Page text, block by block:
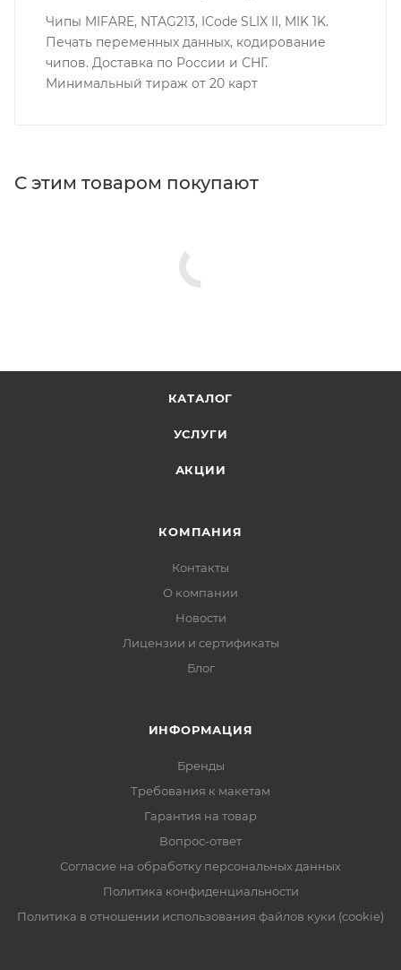
Чипы MIFARE, NTAG213, ICode SLIX II, MIK 1K.
Печать переменных данных, кодирование
чипов. Доставка по России и СНГ.
Минимальный тираж от 20 карт
С этим товаром покупают
КАТАЛОГ
УСЛУГИ
АКЦИИ
КОМПАНИЯ
Контакты
О компании
Новости
Лицензии и сертификаты
Блог
ИНФОРМАЦИЯ
Бренды
Требования к макетам
Гарантия на товар
Вопрос-ответ
Согласие на обработку персональных данных
Политика конфиденциальности
Политика в отношении использования файлов куки (cookie)